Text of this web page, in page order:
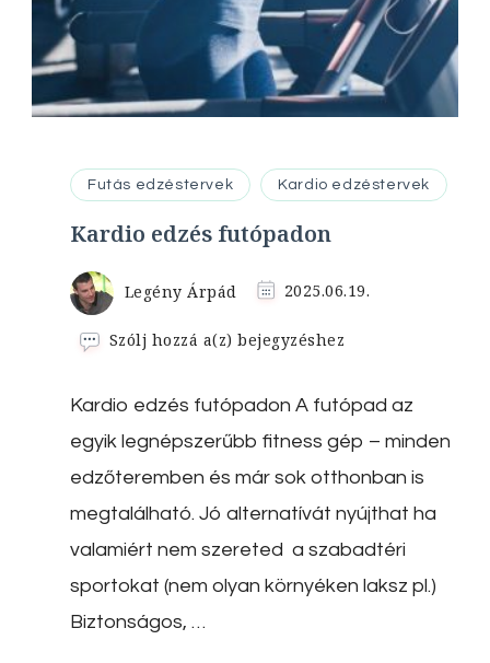
Futás edzéstervek Kardio edzéstervek
Kardio edzés futópadon
Legény Árpád 2025.06.19.
Szólj hozzá a(z)Kardio
bejegyzéshez
Kardio edzés futópadon A futópad az
egyik legnépszerűbb fitness gép – minden
edzőteremben és már sok otthonban is
megtalálható. Jó alternatívát nyújthat ha
valamiért nem szereted a szabadtéri
sportokat (nem olyan környéken laksz pl.)
Biztonságos, …